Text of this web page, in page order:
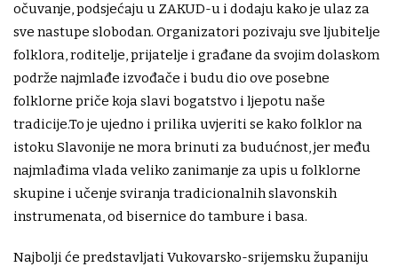
očuvanje, podsjećaju u ZAKUD-u i dodaju kako je ulaz za
sve nastupe slobodan. Organizatori pozivaju sve ljubitelje
folklora, roditelje, prijatelje i građane da svojim dolaskom
podrže najmlađe izvođače i budu dio ove posebne
folklorne priče koja slavi bogatstvo i ljepotu naše
tradicije.To je ujedno i prilika uvjeriti se kako folklor na
istoku Slavonije ne mora brinuti za budućnost, jer među
najmlađima vlada veliko zanimanje za upis u folklorne
skupine i učenje sviranja tradicionalnih slavonskih
instrumenata, od bisernice do tambure i basa.
Najbolji će predstavljati Vukovarsko-srijemsku županiju